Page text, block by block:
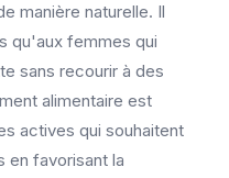
manière naturelle. Il
qu'aux femmes qui
sans recourir à des
alimentaire est
actives qui souhaitent
en favorisant la